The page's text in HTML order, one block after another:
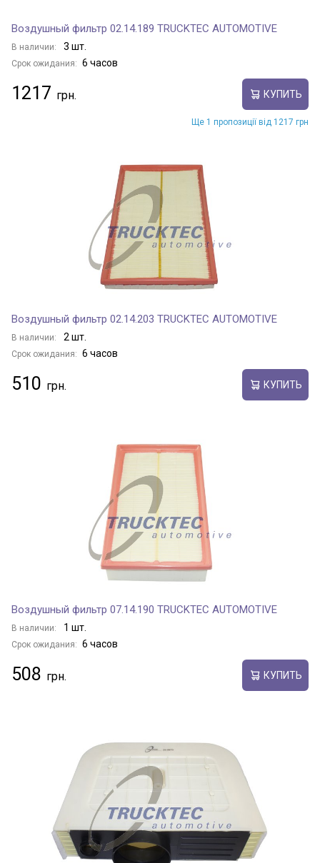
Воздушный фильтр 02.14.189 TRUCKTEC AUTOMOTIVE
В наличии: 3 шт.
Срок ожидания: 6 часов
1217 КУПИТЬ
Ще 1 пропозиції від 1217 грн
Воздушный фильтр 02.14.203 TRUCKTEC AUTOMOTIVE
В наличии: 2 шт.
Срок ожидания: 6 часов
510 КУПИТЬ
Воздушный фильтр 07.14.190 TRUCKTEC AUTOMOTIVE
В наличии: 1 шт.
Срок ожидания: 6 часов
508 КУПИТЬ